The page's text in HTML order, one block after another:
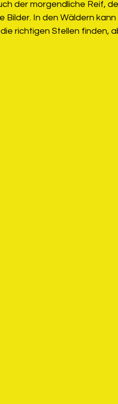
der morgendliche Reif,
Bilder. In den Wäldern
richtigen Stellen finden,